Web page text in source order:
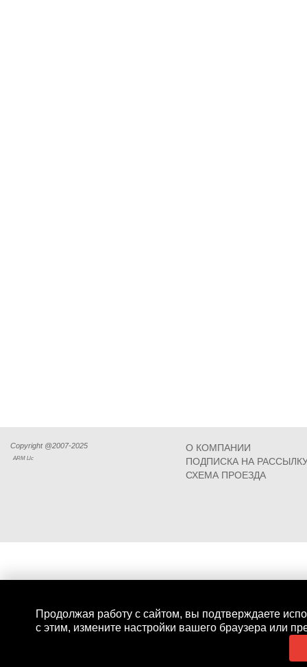
Продолжая работу с сайтом, вы подтверждаете
с этим, измените настройки вашего браузера или
Copyright @2007-2025
ARM Llc
О КОМПАНИИ
ПОДПИСКА НА
СХЕМА ПРОЕЗДА